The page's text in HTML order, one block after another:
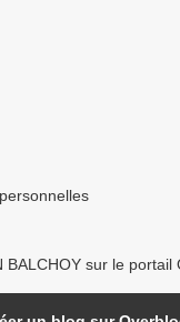
BALCHOY sur le portail